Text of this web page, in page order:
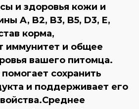
и здоровья кожи и
A, B2, B3, B5, D3, E,
корма,
иммунитет и общее
вашего питомца.
сохранить
и поддерживает его